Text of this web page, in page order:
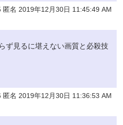
名 2019年12月30日 11:45:49 AM
ず見るに堪えない画質と必殺技
名 2019年12月30日 11:36:53 AM